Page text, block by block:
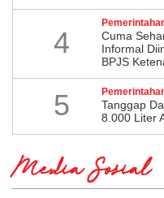
4
Cuma
Informal
BPJS
5
Tanggap
8.000 Liter
Media Sosial